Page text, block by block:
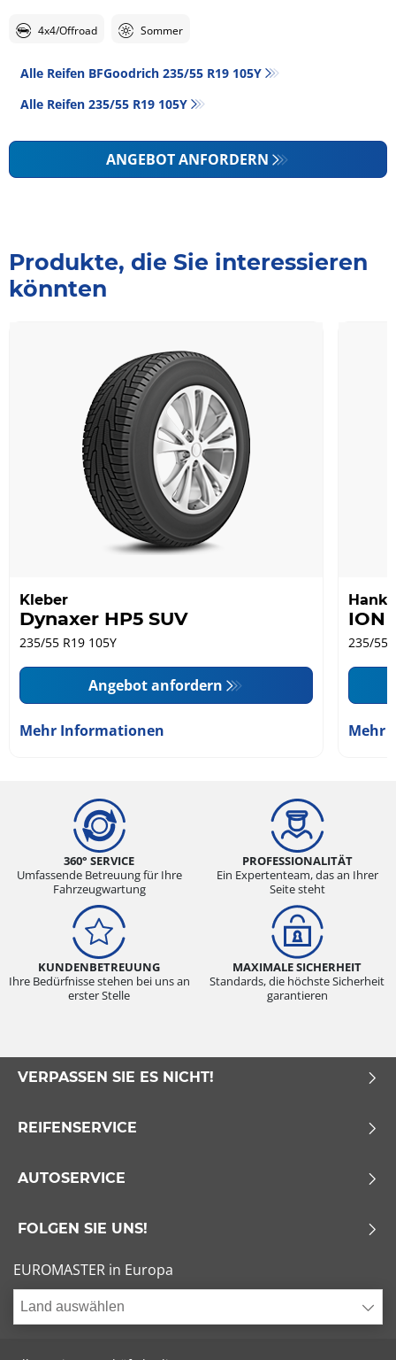
4x4/Offroad Sommer
Alle Reifen BFGoodrich 235/55 R19 105Y
Alle Reifen‎ 235/55 R19 105Y
ANGEBOT ANFORDERN
Produkte, die Sie interessieren
könnten
Kleber
Dynaxer HP5 SUV
235/55 R19 105Y
Angebot anfordern
Mehr Informationen
ION
235/55
Mehr
360° SERVICE
Umfassende Betreuung für Ihre
Fahrzeugwartung
PROFESSIONALITÄT
Ein Expertenteam, das an Ihrer
Seite steht
KUNDENBETREUUNG
Ihre Bedürfnisse stehen bei uns an
erster Stelle
MAXIMALE SICHERHEIT
Standards, die höchste Sicherheit
garantieren
VERPASSEN SIE ES NICHT!
REIFENSERVICE
AUTOSERVICE
FOLGEN SIE UNS!
EUROMASTER in Europa
Land auswählen